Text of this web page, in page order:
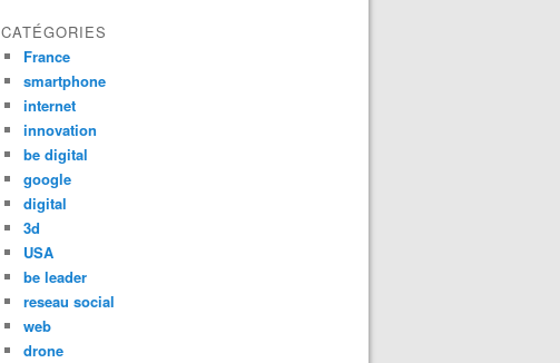
CATÉGORIES
France
smartphone
internet
innovation
be digital
google
digital
3d
USA
be leader
reseau social
web
drone